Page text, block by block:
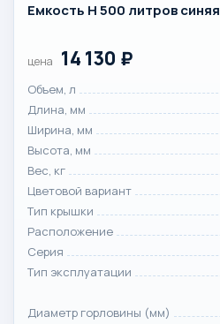
Емкость H 500 литров синяя
цена 14 130 ₽
Объем, л
Длина, мм
Ширина, мм
Высота, мм
Вес, кг
Цветовой вариант
Тип крышки
Расположение
Серия
Тип эксплуатации
Диаметр горловины (мм)